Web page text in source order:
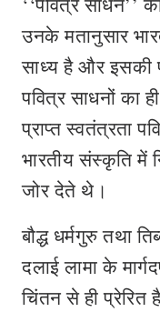
उनके मतानुसार
साध्य है और इसकी
पवित्र साधनों का
प्राप्त स्वतंत्रता
भारतीय संस्कृति में
जोर देते थे।
बौद्ध धर्मगुरु तथा
दलाई लामा के
चिंतन से ही प्रेरित